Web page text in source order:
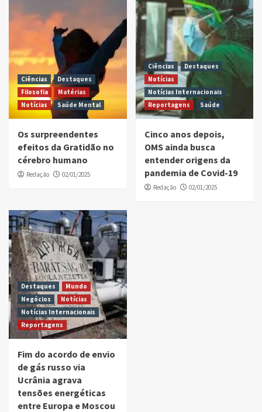
Ciências
Destaques
Filosofia
Matérias
Notícias
Saúde Mental
Os surpreendentes
efeitos da Gratidão no
cérebro humano
Redação 02/01/2025
Ciências
Destaques
Notícias
Notícias Internacionais
Reportagens
Saúde
Cinco anos depois,
OMS ainda busca
entender origens da
pandemia de Covid-19
Redação 02/01/2025
Destaques
Mundo
Negócios
Notícias
Notícias Internacionais
Reportagens
Fim do acordo de envio
de gás russo via
Ucrânia agrava
tensões energéticas
entre Europa e Moscou